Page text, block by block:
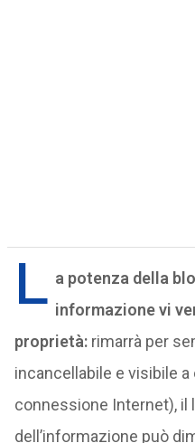
L a potenza della
informazione vi
proprietà:rimarrà per
incancellabile e visibile a
connessione Internet), il
dell’informazione può